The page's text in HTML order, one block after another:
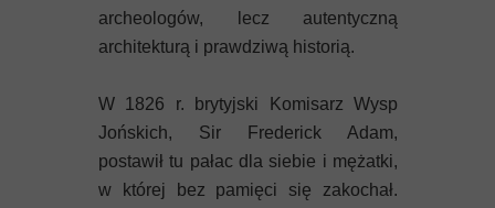
archeologów, lecz autentyczną
architekturą i prawdziwą historią.
W 1826 r. brytyjski Komisarz Wysp
Jońskich, Sir Frederick Adam,
postawił tu pałac dla siebie i mężatki,
w której bez pamięci się zakochał.